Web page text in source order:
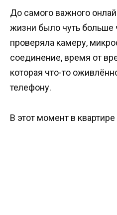
До самого важного
жизни было чуть больше
проверяла камеру,
соединение, время от
которая что-то
телефону.
В этот момент в